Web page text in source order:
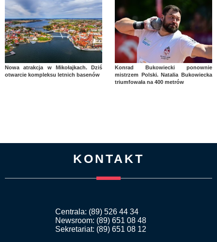
Nowa atrakcja w Mikołajkach. Dziś
otwarcie kompleksu letnich basenów
Konrad Bukowiecki ponownie
mistrzem Polski. Natalia Bukowiecka
triumfowała na 400 metrów
KONTAKT
Centrala: (89) 526 44 34
Newsroom: (89) 651 08 48
Sekretariat: (89) 651 08 12